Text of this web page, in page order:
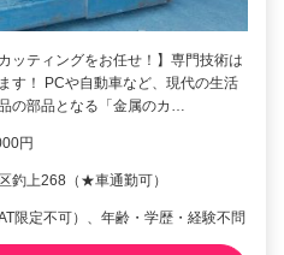
ッティングをお任せ！】専門技術は
す！ PCや自動車など、現代の生活
の部品となる「金属のカ…
円
釣上268（★車通勤可）
限定不可）、年齢・学歴・経験不問